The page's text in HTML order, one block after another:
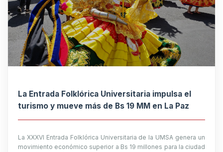
La Entrada Folklórica Universitaria impulsa el
turismo y mueve más de Bs 19 MM en La Paz
La XXXVI Entrada Folklórica Universitaria de la UMSA genera un
movimiento económico superior a Bs 19 millones para la ciudad